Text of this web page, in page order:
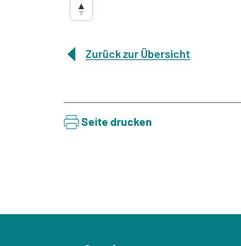
Zurück zur Übersicht
Seite drucken